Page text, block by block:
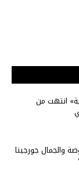
انتهت من
والجمال جورجينا